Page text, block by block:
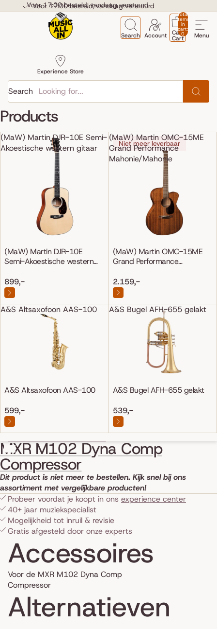
Voor 17:00 besteld, vandaag verstuurd
Voor 17:00 besteld, vandaag verstuurd
Menu
Search
Experience Store
Account
Total
items
in
cart:
0
Cart
Cart
Search
Products
(MaW) Martin DJR-10E Semi-
Akoestische western gitaar
(MaW) Martin DJR-10E
Semi-Akoestische western
899,-
(MaW) Martin OMC-15ME
Grand Performance
Mahonie/Mahonie
Niet meer leverbaar
(MaW) Martin OMC-15ME
Grand Performance
2.159,-
A&S Altsaxofoon AAS-100
A&S Altsaxofoon AAS-100
599,-
A&S Bugel AFH-655 gelakt
A&S Bugel AFH-655 gelakt
539,-
Skip to product information
MXR M102 Dyna Comp
Compressor
Dit product is niet meer te bestellen. Kijk snel bij ons
assortiment met vergelijkbare producten!
Probeer voordat je koopt in ons experience center
40+ jaar muziekspecialist
Mogelijkheid tot inruil & revisie
Gratis afgesteld door onze experts
Accessoires
Voor de MXR M102 Dyna Comp
Compressor
Alternatieven